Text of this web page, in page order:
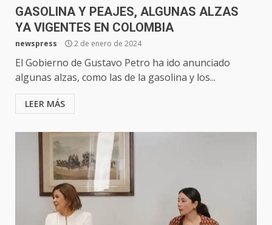
GASOLINA Y PEAJES, ALGUNAS ALZAS
YA VIGENTES EN COLOMBIA
newspress 2 de enero de 2024
El Gobierno de Gustavo Petro ha ido anunciado
algunas alzas, como las de la gasolina y los...
LEER MÁS